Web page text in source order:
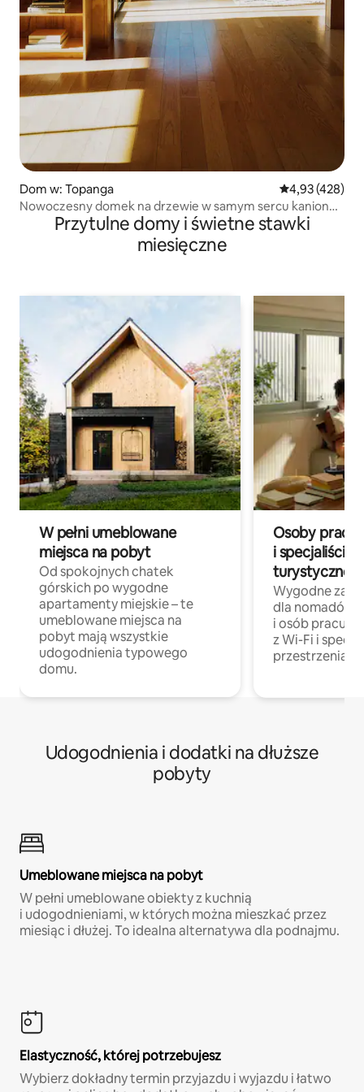
Dom w: Topanga Średnia
4,93 (428)
Nowoczesny domek na drzewie w samym sercu kanionu
TopangaPrzytulne domy i świetne stawki
miesięczne
W pełni umeblowane
miejsca na pobyt
Od spokojnych chatek
górskich po wygodne
apartamenty miejskie – te
umeblowane miejsca na
pobyt mają wszystkie
udogodnienia typowego
domu.
Osoby
i specjaliści z
turystycznej
Wygodne
dla nomadów
i osób
z Wi-Fi i
przestrzenią
Udogodnienia i dodatki na dłuższe
pobyty
Umeblowane miejsca na pobyt
W pełni umeblowane obiekty z kuchnią
i udogodnieniami, w których można mieszkać przez
miesiąc i dłużej. To idealna alternatywa dla podnajmu.
Elastyczność, której potrzebujesz
Wybierz dokładny termin przyjazdu i wyjazdu i łatwo